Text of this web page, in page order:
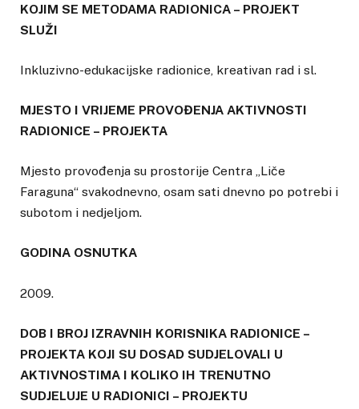
KOJIM SE METODAMA RADIONICA – PROJEKT
SLUŽI
Inkluzivno-edukacijske radionice, kreativan rad i sl.
MJESTO I VRIJEME PROVOĐENJA AKTIVNOSTI
RADIONICE – PROJEKTA
Mjesto provođenja su prostorije Centra „Liče
Faraguna“ svakodnevno, osam sati dnevno po potrebi i
subotom i nedjeljom.
GODINA OSNUTKA
2009.
DOB I BROJ IZRAVNIH KORISNIKA RADIONICE –
PROJEKTA KOJI SU DOSAD SUDJELOVALI U
AKTIVNOSTIMA I KOLIKO IH TRENUTNO
SUDJELUJE U RADIONICI – PROJEKTU